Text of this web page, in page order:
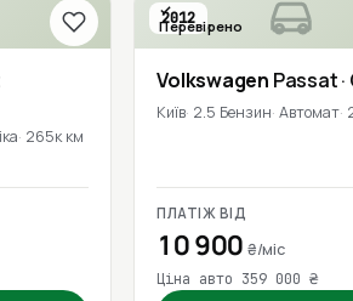
265к км
2012
Перевірено
Volkswagen Passat
Київ 2.5 Бензин Автомат
ПЛАТІЖ ВІД
10 900₴/міс
Ціна авто 359 000 ₴